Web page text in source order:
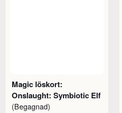
Magic löskort:
Onslaught: Symbiotic Elf
(Begagnad)